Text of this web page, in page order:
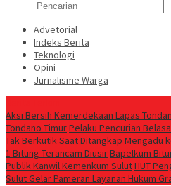
Advetorial
Indeks Berita
Teknologi
Opini
Jurnalisme Warga
Aksi Bersih Kemerdekaan Lapas
Tondano TimurPelaku Pencurian
Tak Berkutik Saat Ditangkap Mengadu
1 Bitung Terancam Diusir‎Bapelkum
Publik Kanwil Kemenkum SulutHUT
Sulut Gelar Pameran Layanan Hukum